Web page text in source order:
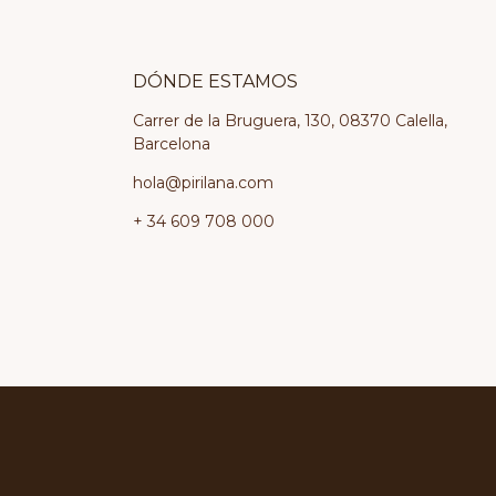
DÓNDE ESTAMOS
Carrer de la Bruguera, 130, 08370 Calella,
Barcelona
hola@pirilana.com
+ 34 609 708 000